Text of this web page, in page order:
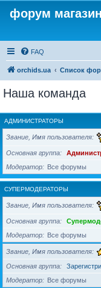
форум
FAQ
orchids.ua Список
Наша команда
АДМИНИСТРАТОРЫ
Звание, Имя пользователя
Основная группа
Модератор
Все форумы
СУПЕРМОДЕРАТОРЫ
Звание, Имя пользователя
Основная группа
Модератор
Все форумы
Звание, Имя пользователя
Основная группа
Модератор
Все форумы